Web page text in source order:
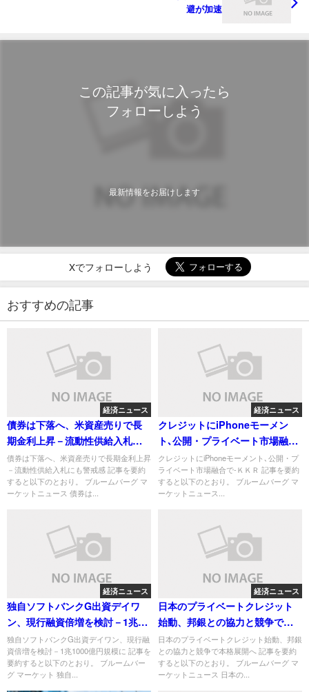
避が加速
この記事が気に入ったら
フォローしよう
最新情報をお届けします
Xでフォローしよう
おすすめの記事
経済ニュース
債券は下落へ、米資産売りで長
期金利上昇－流動性供給入札に
も警戒感
債券は下落へ、米資産売りで長期金利上昇
－流動性供給入札にも警戒感 記事を要約
すると以下のとおり。 ブルームバーグ マ
ーケットニュース 債券は...
経済ニュース
クレジットにiPhoneモーメン
ト､公開・プライベート市場融合
で-ＫＫＲ
クレジットにiPhoneモーメント､公開・プ
ライベート市場融合で-ＫＫＲ 記事を要約
すると以下のとおり。 ブルームバーグ マ
ーケットニュース...
経済ニュース
独自ソフトバンクG出資デイワ
ン、現行融資倍増を検討－1兆
1000億円規模に
独自ソフトバンクG出資デイワン、現行融
資倍増を検討－1兆1000億円規模に 記事を
要約すると以下のとおり。 ブルームバー
グ マーケット 独自...
経済ニュース
日本のプライベートクレジット
始動、邦銀との協力と競争で本
格展開へ
日本のプライベートクレジット始動、邦銀
との協力と競争で本格展開へ 記事を要約
すると以下のとおり。 ブルームバーグ マ
ーケットニュース 日本の...